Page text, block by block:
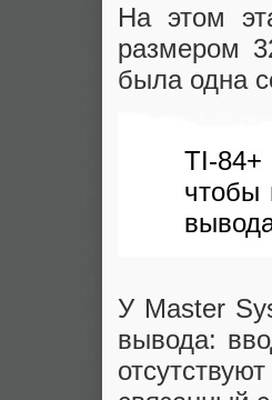
На этом
размером
была одна
TI-
чтобы
У Master
вывода: